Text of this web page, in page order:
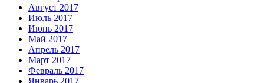
Август 2017
Июль 2017
Июнь 2017
Май 2017
Апрель 2017
Март 2017
Февраль 2017
Январь 2017